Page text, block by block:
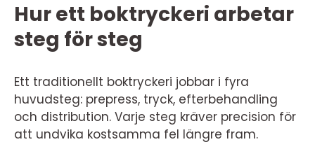
Hur ett boktryckeri arbetar
steg för steg
Ett traditionellt boktryckeri jobbar i fyra
huvudsteg: prepress, tryck, efterbehandling
och distribution. Varje steg kräver precision för
att undvika kostsamma fel längre fram.